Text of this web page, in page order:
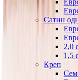
Сатин
2,0
1,5
Креп